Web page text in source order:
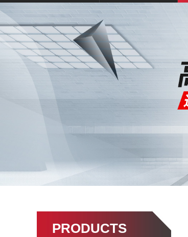
PRODUCTS